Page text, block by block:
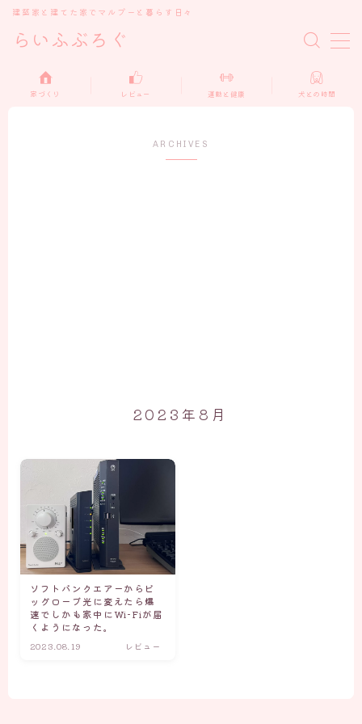
らいふぶろぐ
建築家と建てた家でマルプーと暮らす日々
家づくり レビュー 運動と健康 犬との時間
ARCHIVES
2023年8月
ソフトバンクエアーからビ
ッグローブ光に変えたら爆
速でしかも家中にWi-Fiが届
くようになった。
2023.08.19 レビュー